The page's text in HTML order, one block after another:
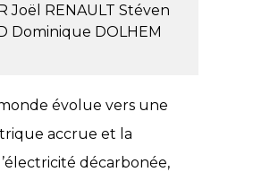
Joël RENAULT Stéven
Dominique DOLHEM
évolue vers une
accrue et la
décarbonée,